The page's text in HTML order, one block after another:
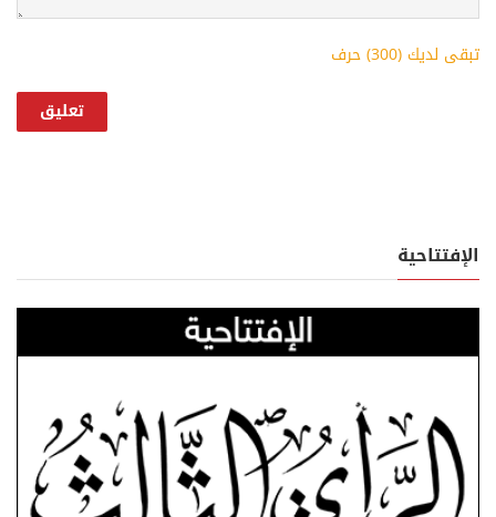
تبقى لديك (300) حرف
الإفتتاحية